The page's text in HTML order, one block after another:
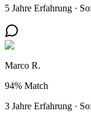
5 Jahre Erfahrung ·
Marco R.
94% Match
3 Jahre Erfahrung ·